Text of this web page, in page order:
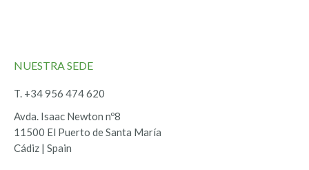
NUESTRA SEDE
T. +34 956 474 620
Avda. Isaac Newton nº8
11500 El Puerto de Santa María
Cádiz | Spain